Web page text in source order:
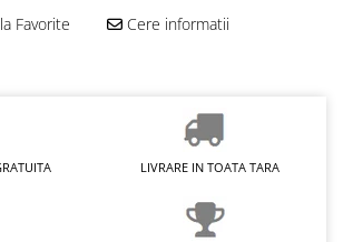
Favorite Cere informatii
LIVRARE IN TOATA TARA